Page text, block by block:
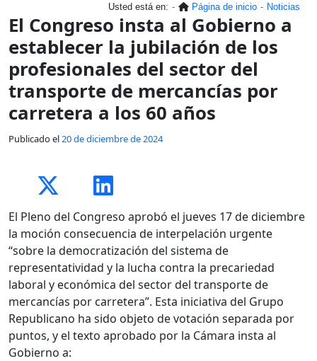
Usted está en: Página de inicio Noticias
El Congreso insta al Gobierno a
establecer la jubilación de los
profesionales del sector del
transporte de mercancías por
carretera a los 60 años
Publicado el20 de diciembre de 2024
El Pleno del Congreso aprobó el jueves 17 de diciembre
la moción consecuencia de interpelación urgente
“sobre la democratización del sistema de
representatividad y la lucha contra la precariedad
laboral y económica del sector del transporte de
mercancías por carretera”. Esta iniciativa del Grupo
Republicano ha sido objeto de votación separada por
puntos, y el texto aprobado por la Cámara insta al
Gobierno a: